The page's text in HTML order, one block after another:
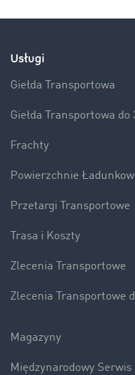
Usługi
Giełda Transportowa
Giełda Transportowa do
Frachty
Powierzchnie
Przetargi Transportowe
Trasa i Koszty
Zlecenia Transportowe
Zlecenia Transportowe
Magazyny
Międzynarodowy Serwis